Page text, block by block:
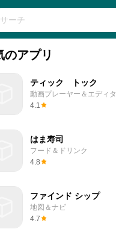
のアプリ
ティック トック
動画プレーヤー＆エディタ
4.1
はま寿司
フード＆ドリンク
4.8
ファインド シップ
地図＆ナビ
4.7